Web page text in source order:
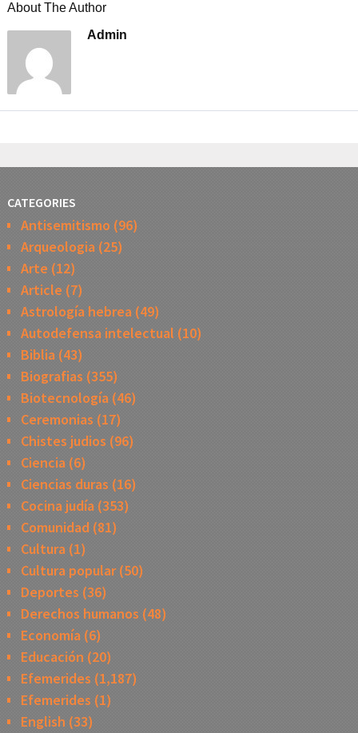
About The Author
Admin
CATEGORIES
Antisemitismo (96)
Arqueologia(25)
Arte (12)
Article (7)
Astrología hebrea(49)
Autodefensa intelectual (10)
Biblia(43)
Biografias (355)
Biotecnología(46)
Ceremonias (17)
Chistes judios (96)
Ciencia(6)
Ciencias duras (16)
Cocina judía(353)
Comunidad(81)
Cultura(1)
Cultura popular(50)
Deportes (36)
Derechos humanos (48)
Economía(6)
Educación (20)
Efemerides (1,187)
Efemerides (1)
English (33)